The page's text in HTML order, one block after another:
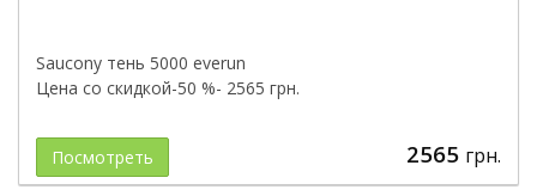
Saucony тень 5000 everun
Цена со скидкой-50 %- 2565 грн.
Посмотреть 2565 грн.